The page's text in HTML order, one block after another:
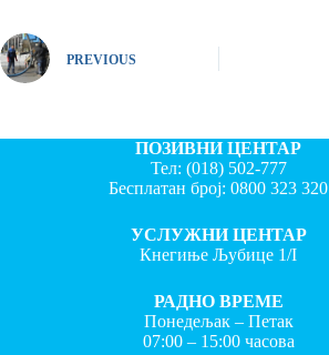
PREVIOUS
ПОЗИВНИ ЦЕНТАР
Тел: (018) 502-777
Бесплатан број:0800 323 320
УСЛУЖНИ ЦЕНТАР
Кнегиње Љубице 1/I
РАДНО ВРЕМЕ
Понедељак – Петак
07:00 – 15:00 часова